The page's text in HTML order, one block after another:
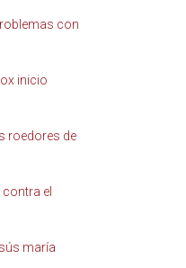
con
inicio
roedores de
el
maría